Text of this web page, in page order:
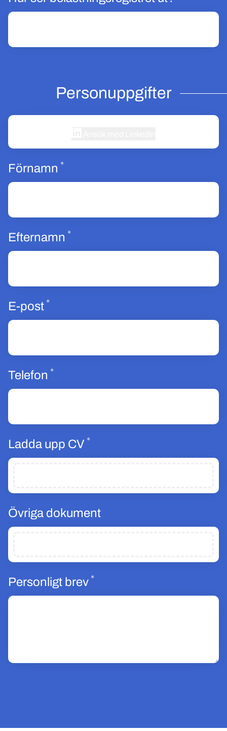
Personuppgifter
Förnamn *Obligatoriskt
Efternamn *Obligatoriskt
E-post *Obligatoriskt
Telefon *Obligatoriskt
Ladda upp CV *Obligatoriskt
Övriga dokument
Personligt brev *Obligatoriskt